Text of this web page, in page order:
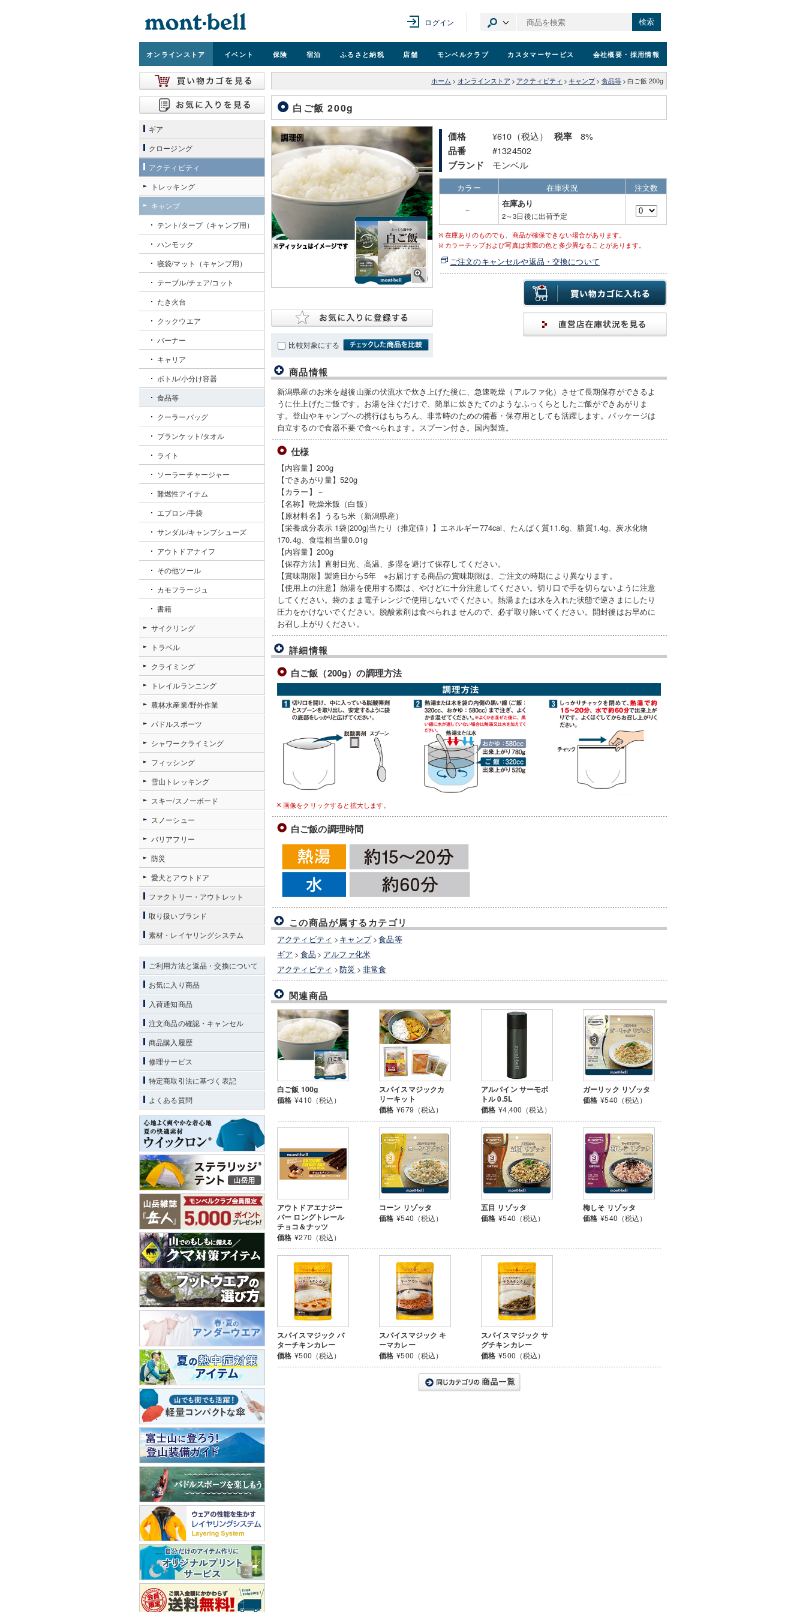
ログイン 検索
オンラインストア イベント 保険 宿泊 ふるさと納税 店舗 モンベルクラブ カスタマーサービス 会社概要 ・採用情報
ホーム > オンラインストア > アクティビティ > キャンプ> 食品等 > 白ご飯 200g
白ご飯 200g
比較対象にする
価格 ¥610（税込） 税率 8%
品番 #1324502
ブランド モンベル
カラー 在庫状況
注文数
－
在庫あり
2～3日後に出荷予定
在庫ありのものでも、商品が確保できない場合があります。
カラーチップおよび写真は実際の色と多少異なることがあります。
ご注文のキャンセルや返品・交換について
商品情報
新潟県産のお米を越後山脈の伏流水で炊き上げた後に、急速乾燥（アルファ化）させて長期保存ができるよ
うに仕上げたご飯です。お湯を注ぐだけで、簡単に炊きたてのようなふっくらとしたご飯ができあがりま
す。登山やキャンプへの携行はもちろん、非常時のための備蓄・保存用としても活躍します。パッケージは
自立するので食器不要で食べられます。スプーン付き。国内製造。
仕様
【内容量】200g
【できあがり量】520g
【カラー】－
【名称】乾燥米飯（白飯）
【原材料名】うるち米（新潟県産）
【栄養成分表示 1袋(200g)当たり（推定値）】エネルギー774cal、たんぱく質11.6g、脂質1.4g、炭水化物
170.4g、食塩相当量0.01g
【内容量】200g
【保存方法】直射日光、高温、多湿を避けて保存してください。
【賞味期限】製造日から5年 ※お届けする商品の賞味期限は、ご注文の時期により異なります。
【使用上の注意】熱湯を使用する際は、やけどに十分注意してください。切り口で手を切らないように注意
してください。袋のまま電子レンジで使用しないでください。熱湯または水を入れた状態で逆さまにしたり
圧力をかけないでください。脱酸素剤は食べられませんので、必ず取り除いてください。開封後はお早めに
お召し上がりください。
詳細情報
白ご飯（200g）の調理方法
画像をクリックすると拡大します。
白ご飯の調理時間
この商品が属するカテゴリ
アクティビティ > キャンプ >食品等
ギア > 食品 > アルファ化米
アクティビティ >防災 > 非常食
関連商品
白ご飯 100g
価格 ¥410（税込）
スパイスマジックカ
リーキット
価格 ¥679（税込）
アルパイン サーモボ
トル 0.5L
価格 ¥4,400（税込）
ガーリック リゾッタ
価格 ¥540（税込）
アウトドアエナジー
バー ロングトレール
チョコ＆ナッツ
価格 ¥270（税込）
コーン リゾッタ
価格 ¥540（税込）
五目 リゾッタ
価格 ¥540（税込）
梅しそ リゾッタ
価格 ¥540（税込）
スパイスマジック バ
ターチキンカレー
価格 ¥500（税込）
スパイスマジック キ
ーマカレー
価格 ¥500（税込）
スパイスマジック サ
グチキンカレー
価格 ¥500（税込）
ギア
クロージング
アクティビティ
トレッキング
キャンプ
テント/タープ（キャンプ用）
ハンモック
寝袋/マット（キャンプ用）
テーブル/チェア/コット
たき火台
クックウエア
バーナー
キャリア
ボトル/小分け容器
食品等
クーラーバッグ
ブランケット/タオル
ライト
ソーラーチャージャー
難燃性アイテム
エプロン/手袋
サンダル/キャンプシューズ
アウトドアナイフ
その他ツール
カモフラージュ
書籍
サイクリング
トラベル
クライミング
トレイルランニング
農林水産業/野外作業
パドルスポーツ
シャワークライミング
フィッシング
雪山トレッキング
スキー/スノーボード
スノーシュー
バリアフリー
防災
愛犬とアウトドア
ファクトリー・アウトレット
取り扱いブランド
素材・レイヤリングシステム
ご利用方法と返品・交換について
お気に入り商品
入荷通知商品
注文商品の確認・キャンセル
商品購入履歴
修理サービス
特定商取引法に基づく表記
よくある質問